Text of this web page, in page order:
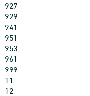
927
929
941
951
953
961
999
11
12